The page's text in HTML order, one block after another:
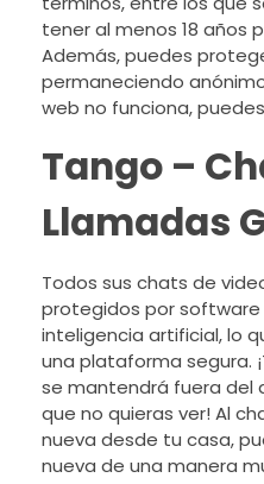
tener al menos 18 años
Además, puedes
permaneciendo
web no funciona,
Tango –
Llamadas
Todos sus chats de
protegidos por
inteligencia artificial, lo
una plataforma segura.
se mantendrá fuera del
que no quieras ver! Al
nueva desde tu casa,
nueva de una manera